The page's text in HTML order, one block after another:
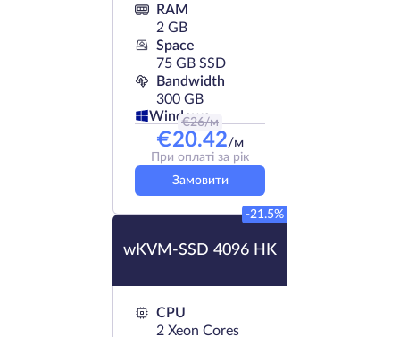
RAM
2 GB
Space
75 GB SSD
Bandwidth
300 GB
Windows
€26/м
€20.42/м
При оплаті за рік
Замовити
wKVM-SSD 4096 HK
-21.5%
CPU
2 Xeon Cores